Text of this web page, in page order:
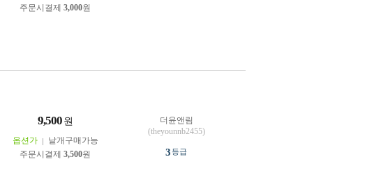
주문시결제 3,000원
9,500 원
옵션가
낱개구매가능
주문시결제 3,500원
더윤앤림
(theyounnb2455)
3등급